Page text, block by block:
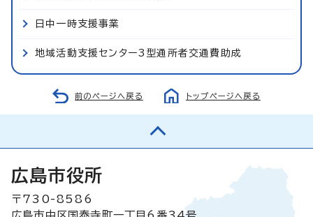
日中一時支援事業
地域活動支援センター3型通所者交通費助成
前のページへ戻る トップページへ戻る
広島市役所
〒730-8586
広島市中区国泰寺町一丁目6番34号